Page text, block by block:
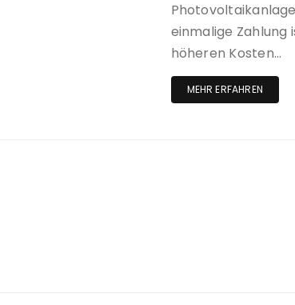
einmalige
höheren Kosten…
MEHR ERFAHREN